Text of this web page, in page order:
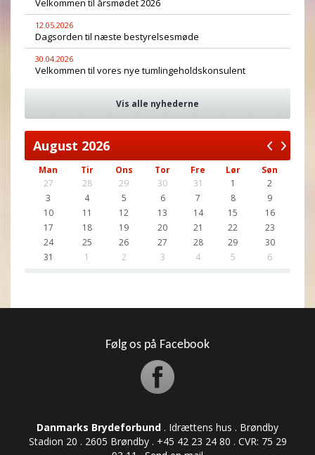
Velkommen til årsmødet 2026
12.05.2026
Dagsorden til næste bestyrelsesmøde
30.04.2026
Velkommen til vores nye tumlingeholdskonsulent
Vis alle nyhederne
August 2026
Man Tir Ons Tor Fre Lør
Søn
27
28 29 30 31 1
2
3
4 5 6 7 8
9
10
11 12 13 14 15
16
17
18 19 20 21 22
23
24
25 26 27 28 29
30
31
1 2 3 4 5 6
Følg os på Facebook
Danmarks Brydeforbund . Idrættens hus . Brøndby
Stadion 20 . 2605 Brøndby . +45 42 23 24 80 . CVR: ​​​​​​75 29